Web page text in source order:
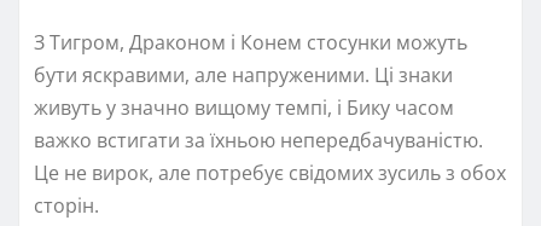
З Тигром, Драконом і Конем стосунки можуть
бути яскравими, але напруженими. Ці знаки
живуть у значно вищому темпі, і Бику часом
важко встигати за їхньою непередбачуваністю.
Це не вирок, але потребує свідомих зусиль з обох
сторін.